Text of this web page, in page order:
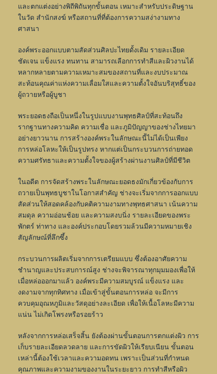
และตกแต่งอย่างพิถีพิถันทุกขั้นตอน เหมาะสำหรับประดิษฐาน
ในวัด สำนักสงฆ์ หรือสถานที่ที่ต้องการความสง่างามทาง
ศาสนา
องค์พระออกแบบตามสัดส่วนศิลปะไทยดั้งเดิม รายละเอียด
ชัดเจน แข็งแรง ทนทาน สามารถเลือกการทำสีและผิวงานได้
หลากหลายตามความเหมาะสมของสถานที่และงบประมาณ
สะท้อนคุณค่าแห่งความเลื่อมใสและความตั้งใจอันบริสุทธิ์ของ
ผู้ถวายหรือผู้บูชา
พระยอดธงถือเป็นหนึ่งในรูปแบบงานพุทธศิลป์ที่สะท้อนถึง
รากฐานทางความคิด ความเชื่อ และภูมิปัญญาของช่างไทยมา
อย่างยาวนาน การสร้างองค์พระในลักษณะนี้ไม่ได้เป็นเพียง
การหล่อโลหะให้เป็นรูปทรง หากแต่เป็นกระบวนการถ่ายทอด
ความศรัทธาและความตั้งใจของผู้สร้างผ่านงานศิลป์ที่มีชีวิต
ในอดีต การจัดสร้างพระในลักษณะยอดธงมักเกี่ยวข้องกับการ
ถวายเป็นพุทธบูชาในโอกาสสำคัญ ช่างจะเริ่มจากการออกแบบ
สัดส่วนให้สอดคล้องกับคติความงามทางพุทธศาสนา เน้นความ
สมดุล ความอ่อนช้อย และความสงบนิ่ง รายละเอียดของพระ
พักตร์ ท่าทาง และองค์ประกอบโดยรวมล้วนมีความหมายเชิง
สัญลักษณ์ที่ลึกซึ้ง
กระบวนการผลิตเริ่มจากการเตรียมแบบ ซึ่งต้องอาศัยความ
ชำนาญและประสบการณ์สูง ช่างจะพิจารณาทุกมุมมองเพื่อให้
เมื่อหล่อออกมาแล้ว องค์พระมีความสมบูรณ์ แข็งแรง และ
งดงามจากทุกทิศทาง เมื่อเข้าสู่ขั้นตอนการหล่อ จะมีการ
ควบคุมอุณหภูมิและวัสดุอย่างละเอียด เพื่อให้เนื้อโลหะมีความ
แน่น ไม่เกิดโพรงหรือรอยร้าว
หลังจากการหล่อเสร็จสิ้น ยังต้องผ่านขั้นตอนการตกแต่งผิว การ
เก็บรายละเอียดลวดลาย และการขัดผิวให้เรียบเนียน ขั้นตอน
เหล่านี้ต้องใช้เวลาและความอดทน เพราะเป็นส่วนที่กำหนด
คุณภาพและความงามของงานในระยะยาว การทำสีหรือผิว